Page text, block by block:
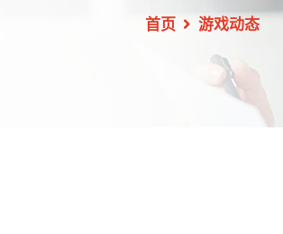
首页 游戏动态